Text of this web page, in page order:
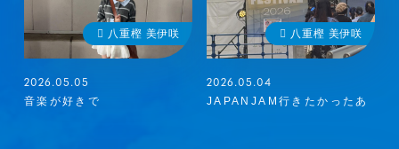
八重樫 美伊咲
2026.05.05
音楽が好きで
八重樫 美伊咲
2026.05.04
JAPANJAM行きたかったあ